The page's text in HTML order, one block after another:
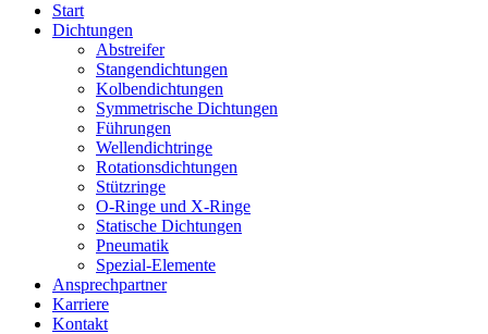
Start
Dichtungen
Abstreifer
Stangendichtungen
Kolbendichtungen
Symmetrische Dichtungen
Führungen
Wellendichtringe
Rotationsdichtungen
Stützringe
O-Ringe und X-Ringe
Statische Dichtungen
Pneumatik
Spezial-Elemente
Ansprechpartner
Karriere
Kontakt